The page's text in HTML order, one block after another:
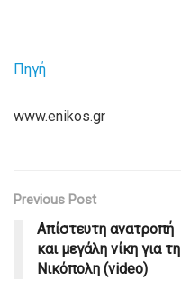
Πηγή
www.enikos.gr
Previous Post
Απίστευτη ανατροπή
και μεγάλη νίκη για τη
Νικόπολη (video)